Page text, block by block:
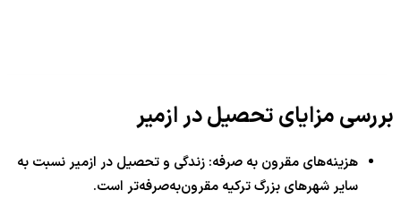
بررسی مزایای تحصیل در ازمیر
هزینه‌های مقرون به صرفه: زندگی و تحصیل در ازمیر نسبت به
سایر شهرهای بزرگ ترکیه مقرون‌به‌صرفه‌تر است.